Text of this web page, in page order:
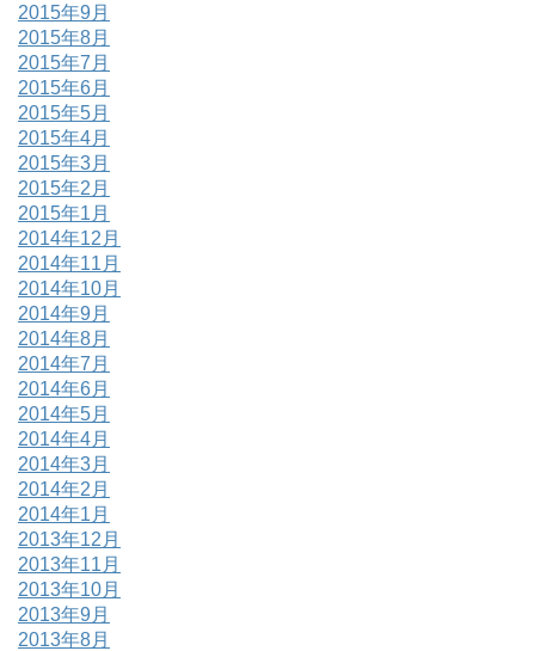
2015年9月
2015年8月
2015年7月
2015年6月
2015年5月
2015年4月
2015年3月
2015年2月
2015年1月
2014年12月
2014年11月
2014年10月
2014年9月
2014年8月
2014年7月
2014年6月
2014年5月
2014年4月
2014年3月
2014年2月
2014年1月
2013年12月
2013年11月
2013年10月
2013年9月
2013年8月